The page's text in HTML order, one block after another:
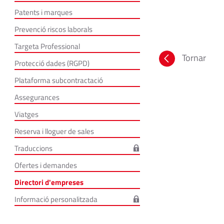
Patents i marques
Prevenció riscos laborals
Targeta Professional
Protecció dades (RGPD)
Plataforma subcontractació
Assegurances
Viatges
Reserva i lloguer de sales
Traduccions
Ofertes i demandes
Directori d'empreses
Informació personalitzada
Tornar